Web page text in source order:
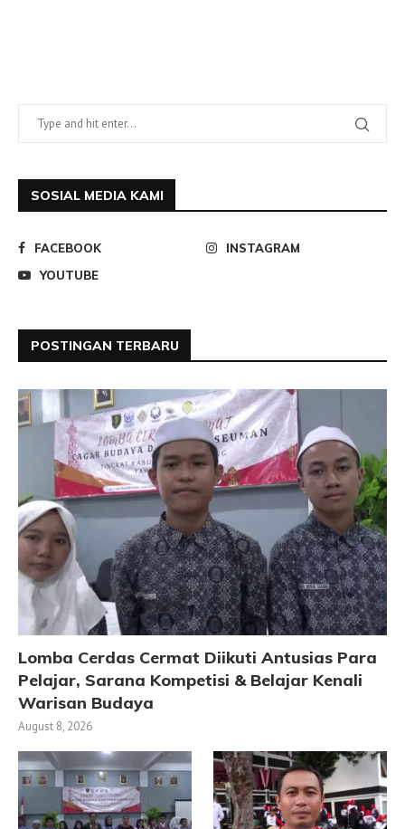
SOSIAL MEDIA KAMI
FACEBOOK
INSTAGRAM
YOUTUBE
POSTINGAN TERBARU
Lomba Cerdas Cermat Diikuti Antusias Para
Pelajar, Sarana Kompetisi & Belajar Kenali
Warisan Budaya
August 8, 2026